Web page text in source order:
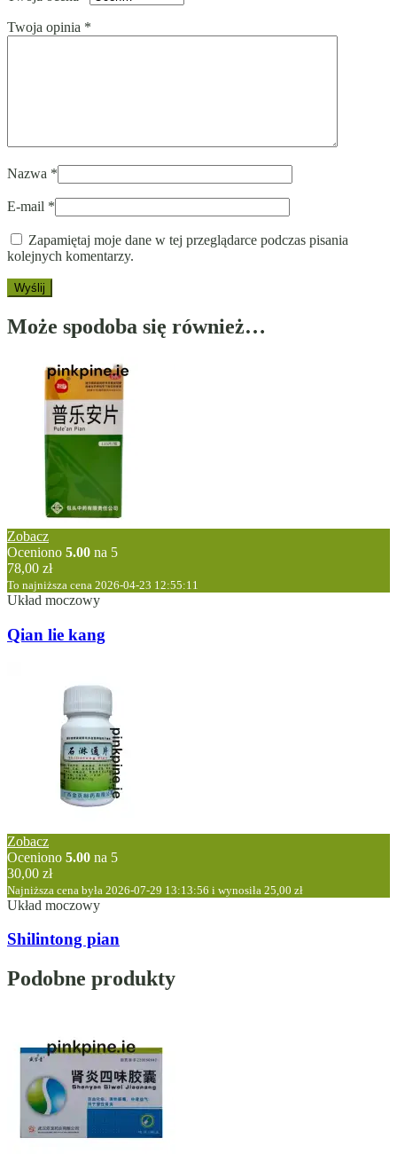
Twoja opinia *
Nazwa *
E-mail *
Zapamiętaj moje dane w tej przeglądarce podczas pisania
kolejnych komentarzy.
Może spodoba się również…
Zobacz
Oceniono 5.00 na 5
78,00 zł
To najniższa cena 2026-04-23 12:55:11
Układ moczowy
Qian lie kang
Zobacz
Oceniono 5.00 na 5
30,00 zł
Najniższa cena była 2026-07-29 13:13:56 i wynosiła 25,00 zł
Układ moczowy
Shilintong pian
Podobne produkty